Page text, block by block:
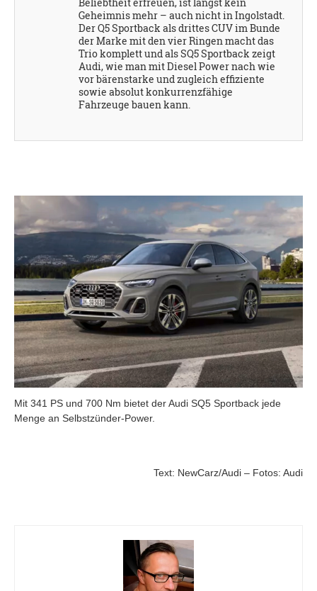
Geheimnis mehr – auch nicht in Ingolstadt.
Der Q5 Sportback als drittes CUV im Bunde
der Marke mit den vier Ringen macht das
Trio komplett und als SQ5 Sportback zeigt
Audi, wie man mit Diesel Power nach wie
vor bärenstarke und zugleich effiziente
sowie absolut konkurrenzfähige
Fahrzeuge bauen kann.
Mit 341 PS und 700 Nm bietet der Audi SQ5 Sportback jede
Menge an Selbstzünder-Power.
Text: NewCarz/Audi – Fotos: Audi